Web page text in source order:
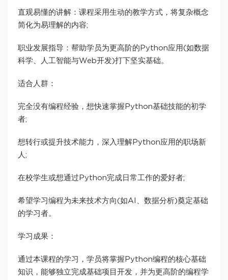
直观易懂的讲解：课程采用生动的教学方式，将复杂概念
简化为易理解的内容;
职业发展指导：帮助学员为更高阶的Python应用(如数据
科学、人工智能与Web开发)打下坚实基础。
适合人群：
完全没有编程经验，想快速掌握Python基础技能的初学
者;
想转行或提升技术能力，深入理解Python应用的职场新
人;
在校学生或想通过Python完成日常工作的爱好者;
希望学习编程为未来技术方向(如AI、数据分析)奠定基础
的学习者。
学习成果：
通过本课程的学习，学员将掌握Python编程的核心基础
知识，能够独立完成基础项目开发，并为更高阶的编程学